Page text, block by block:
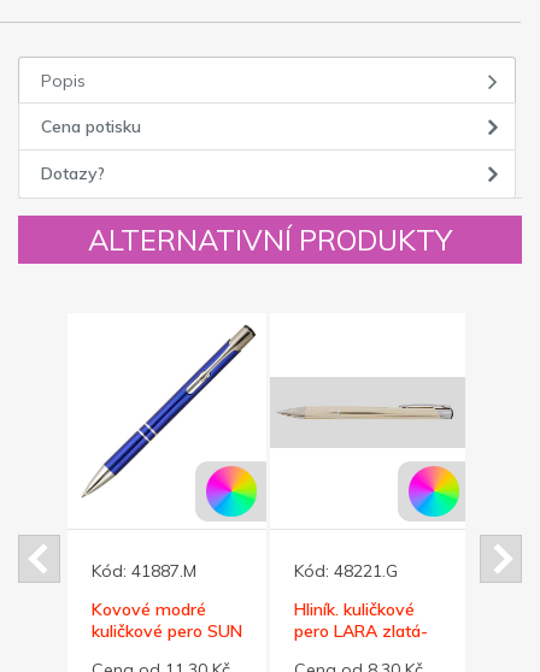
Popis
Cena potisku
Dotazy?
ALTERNATIVNÍ PRODUKTY
Kód: 41887.M
Kovové modré
kuličkové pero SUN
Kód: 48221.G
Hliník. kuličkové
pero LARA zlatá-
Kód: